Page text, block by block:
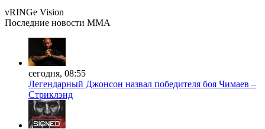
vRINGe Vision
Последние новости MMA
сегодня, 08:55
Легендарный Джонсон назвал победителя боя Чимаев –
Стриклэнд